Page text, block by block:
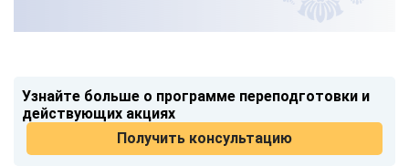
Узнайте больше о программе переподготовки и
действующих акциях
Получить консультацию